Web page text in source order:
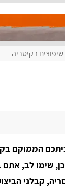
בקיסריה
הממוקם
שימו לב,
קבלני